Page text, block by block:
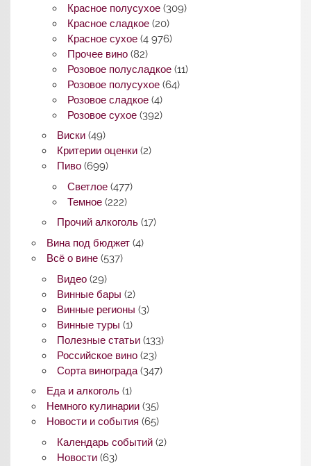
Красное полусухое (309)
Красное сладкое (20)
Красное сухое (4 976)
Прочее вино (82)
Розовое полусладкое (11)
Розовое полусухое (64)
Розовое сладкое (4)
Розовое сухое (392)
Виски(49)
Критерии оценки(2)
Пиво(699)
Светлое (477)
Темное (222)
Прочий алкоголь(17)
Вина под бюджет(4)
Всё о вине(537)
Видео(29)
Винные бары (2)
Винные регионы (3)
Винные туры (1)
Полезные статьи(133)
Российское вино(23)
Сорта винограда(347)
Еда и алкоголь(1)
Немного кулинарии(35)
Новости и события (65)
Календарь событий(2)
Новости(63)